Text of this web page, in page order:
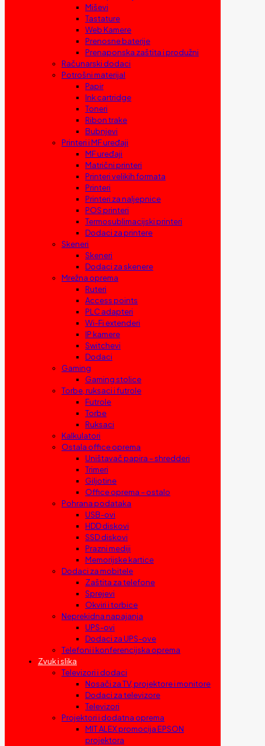
Miševi
Tastature
Web Kamere
Prenosne baterije
Prenaponska zaštita i produžni
Računarski dodaci
Potrošni materijal
Papir
Ink cartridge
Toneri
Ribon trake
Bubnjevi
Printeri i MF uređaji
MF uređaji
Matrični printeri
Printeri velikih formata
Printeri
Printeri za naljepnice
POS printeri
Termosublimacijski printeri
Dodaci za printere
Skeneri
Skeneri
Dodaci za skenere
Mrežna oprema
Ruteri
Access points
PLC adapteri
Wi-Fi extenderi
IP kamere
Switchevi
Dodaci
Gaming
Gaming stolice
Torbe, ruksaci i futrole
Futrole
Torbe
Ruksaci
Kalkulatori
Ostala office oprema
Uništavač papira – shredderi
Trimeri
Giljotine
Office oprema – ostalo
Pohrana podataka
USB-ovi
HDD diskovi
SSD diskovi
Prazni mediji
Memorijske kartice
Dodaci za mobitele
Zaštita za telefone
Sprejevi
Okviri i torbice
Neprekidna napajanja
UPS-ovi
Dodaci za UPS-ove
Telefoni i konferencijska oprema
Zvuk i slika
Televizori i dodaci
Nosači za TV, projektore i monitore
Dodaci za televizore
Televizori
Projektori i dodatna oprema
MIT ALEX promocija EPSON
projektora